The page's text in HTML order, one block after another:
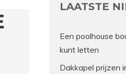
LAATSTE
Een poolhouse
kunt letten
Dakkapel prijzen